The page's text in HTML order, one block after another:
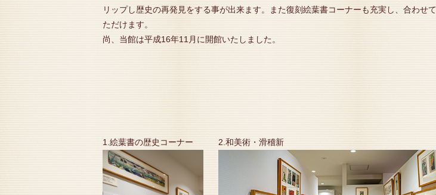
リップし歴史の再発見をする事が出来ます。また復刻絵葉書コーナーも充実し、合わせ
ただけます。
尚、当館は平成16年11月に開館いたしました。
1.絵葉書の歴史コーナー 2.和美術・滑稽新